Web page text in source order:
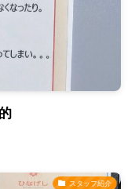
スタッフ紹介